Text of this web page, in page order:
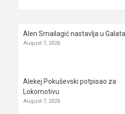
Alen Smailagić nastavlja u
August 7, 2026
Alekej Pokuševski potpisao za
Lokomotivu
August 7, 2026